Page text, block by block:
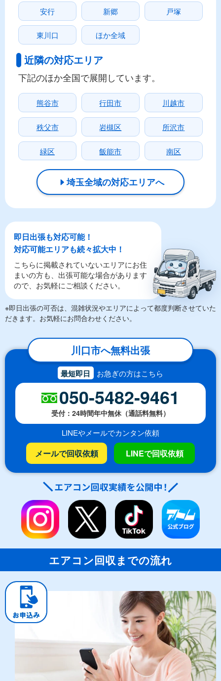
安行 新郷 戸塚
東川口 ほか全域
近隣の対応エリア
下記のほか全国で展開しています。
熊谷市 行田市 川越市
秩父市 岩槻区 所沢市
緑区 飯能市 南区
埼玉全域の対応エリアへ
即日出張も対応可能！
対応可能エリアも続々拡大中！
こちらに掲載されていないエリアにお住
まいの方も、出張可能な場合があります
ので、お気軽にご相談ください。
※即日出張の可否は、混雑状況やエリアによって都度判断させていた
だきます。お気軽にお問合わせください。
川口市へ無料出張
最短即日 お急ぎの方はこちら
050-5482-9461
受付：24時間年中無休（通話料無料）
LINEやメールでカンタン依頼
メールで回収依頼 LINEで回収依頼
エアコン回収までの流れ